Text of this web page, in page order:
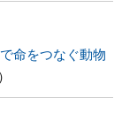
命をつなぐ動物